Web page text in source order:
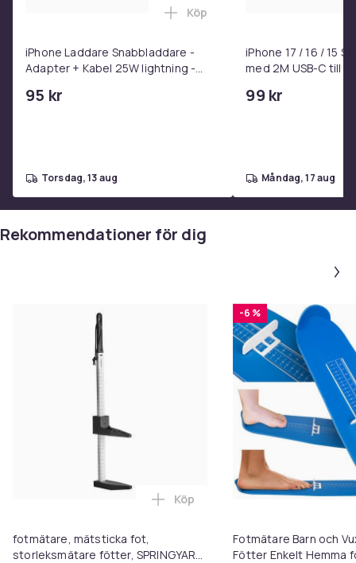
iPhone Laddare Snabbladdare -
Adapter + Kabel 25W lightning -
95 kr
Lägg till iPhone Laddare
Köp
torsdag, 13 aug
iPhone 17 / 16 / 15
med 2M USB-C till
99 kr
måndag, 17 aug
Rekommendationer för dig
fotmätare, mätsticka fot,
storleksmätare fötter, SPRINGYARD
Lägg till fotmätare, mätsticka
Köp
-6 %
Fotmätare Barn och
Fötter Enkelt Hemma